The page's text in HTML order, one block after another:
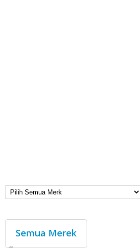
Semua Merek